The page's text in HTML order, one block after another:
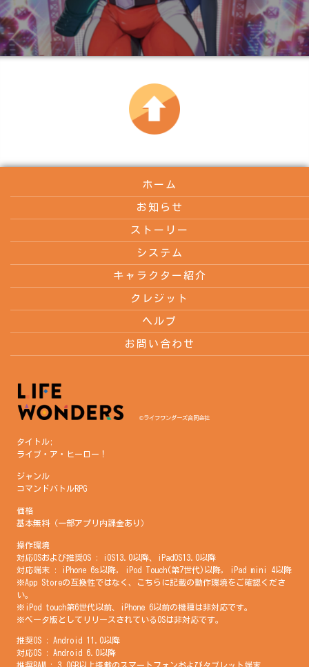
ホーム
お知らせ
ストーリー
システム
キャラクター紹介
クレジット
ヘルプ
お問い合わせ
©ライフワンダーズ合同会社
タイトル;
ライブ・ア・ヒーロー！
ジャンル
コマンドバトルRPG
価格
基本無料（一部アプリ内課金あり）
操作環境
対応OSおよび推奨OS : iOS13.0以降、iPadOS13.0以降
対応端末 : iPhone 6s以降, iPod Touch(第7世代)以降, iPad mini 4以降
※App Storeの互換性ではなく、こちらに記載の動作環境をご確認くださ
い。
※iPod touch第6世代以前、iPhone 6以前の機種は非対応です。
※ベータ版としてリリースされているOSは非対応です。
推奨OS : Android 11.0以降
対応OS : Android 6.0以降
推奨RAM : 3.0GB以上搭載のスマートフォンおよびタブレット端末